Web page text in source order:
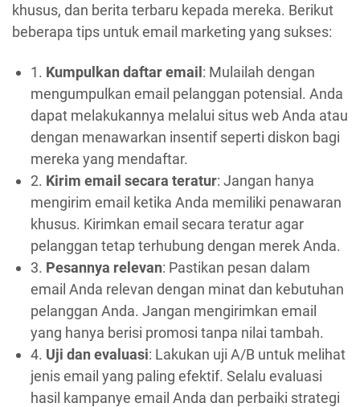
khusus, dan berita terbaru kepada mereka. Berikut
beberapa tips untuk email marketing yang sukses:
1. Kumpulkan daftar email: Mulailah dengan
mengumpulkan email pelanggan potensial. Anda
dapat melakukannya melalui situs web Anda atau
dengan menawarkan insentif seperti diskon bagi
mereka yang mendaftar.
2. Kirim email secara teratur: Jangan hanya
mengirim email ketika Anda memiliki penawaran
khusus. Kirimkan email secara teratur agar
pelanggan tetap terhubung dengan merek Anda.
3. Pesannya relevan: Pastikan pesan dalam
email Anda relevan dengan minat dan kebutuhan
pelanggan Anda. Jangan mengirimkan email
yang hanya berisi promosi tanpa nilai tambah.
4. Uji dan evaluasi: Lakukan uji A/B untuk melihat
jenis email yang paling efektif. Selalu evaluasi
hasil kampanye email Anda dan perbaiki strategi